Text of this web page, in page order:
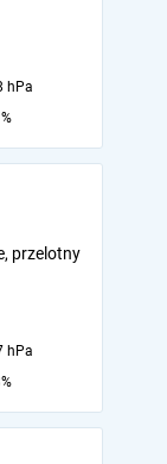
hPa
przelotny
hPa